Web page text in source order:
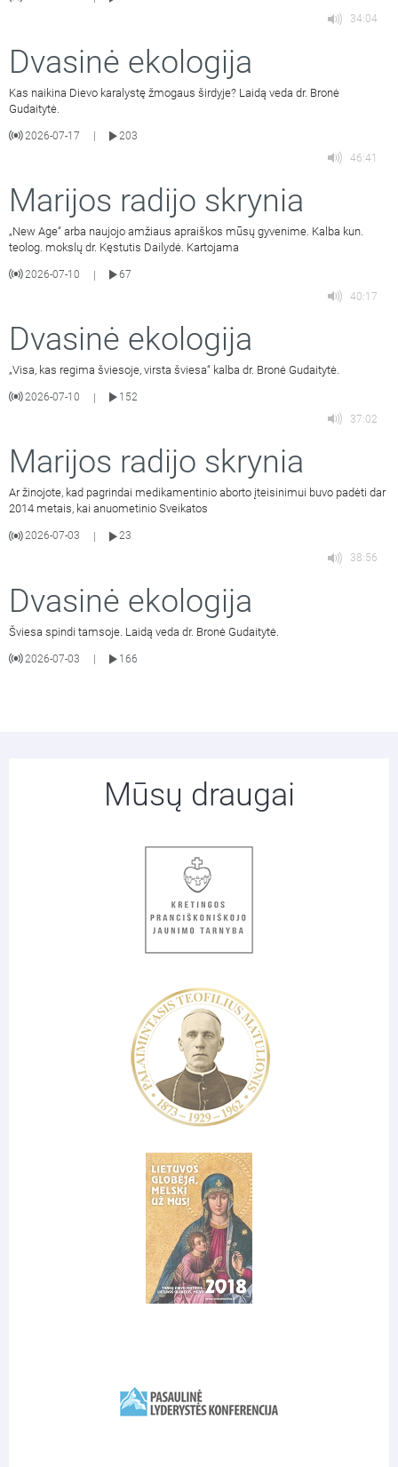
34:04
Dvasinė ekologija
Kas naikina Dievo karalystę žmogaus širdyje? Laidą veda dr. Bronė
Gudaitytė.
2026-07-17
203
46:41
Marijos radijo skrynia
„New Age“ arba naujojo amžiaus apraiškos mūsų gyvenime. Kalba kun.
teolog. mokslų dr. Kęstutis Dailydė. Kartojama
2026-07-10 |
67
40:17
Dvasinė ekologija
„Visa, kas regima šviesoje, virsta šviesa“ kalba dr. Bronė Gudaitytė.
2026-07-10 |
152
37:02
Marijos radijo skrynia
Ar žinojote, kad pagrindai medikamentinio aborto įteisinimui buvo padėti dar
2014 metais, kai anuometinio Sveikatos
2026-07-03
23
38:56
Dvasinė ekologija
Šviesa spindi tamsoje. Laidą veda dr. Bronė Gudaitytė.
2026-07-03 166
Mūsų draugai